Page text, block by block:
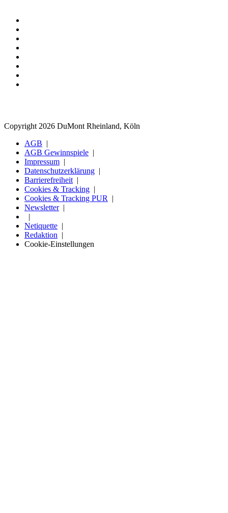
Copyright 2026 DuMont Rheinland, Köln
AGB
AGB Gewinnspiele
Impressum
Datenschutzerklärung
Barrierefreiheit
Cookies & Tracking
Cookies & Tracking PUR
Newsletter
Netiquette
Redaktion
Cookie-Einstellungen